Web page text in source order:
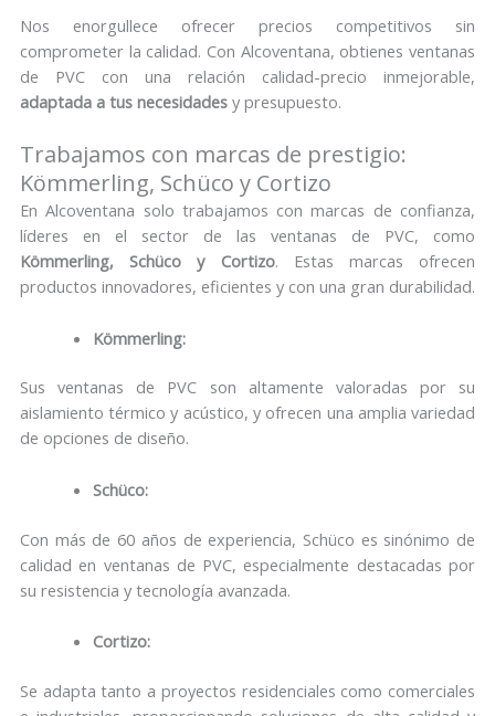
Nos enorgullece ofrecer precios competitivos sin
comprometer la calidad. Con Alcoventana, obtienes ventanas
de PVC con una relación calidad-precio inmejorable,
adaptada a tus necesidadesy presupuesto.
Trabajamos con marcas de prestigio:
Kömmerling, Schüco y Cortizo
En Alcoventana solo trabajamos con marcas de confianza,
líderes en el sector de las ventanas de PVC, como
Kömmerling, Schüco y Cortizo. Estas marcas ofrecen
productos innovadores, eficientes y con una gran durabilidad.
Kömmerling:
Sus ventanas de PVC son altamente valoradas por su
aislamiento térmico y acústico, y ofrecen una amplia variedad
de opciones de diseño.
Schüco:
Con más de 60 años de experiencia, Schüco es sinónimo de
calidad en ventanas de PVC, especialmente destacadas por
su resistencia y tecnología avanzada.
Cortizo:
Se adapta tanto a proyectos residenciales como comerciales